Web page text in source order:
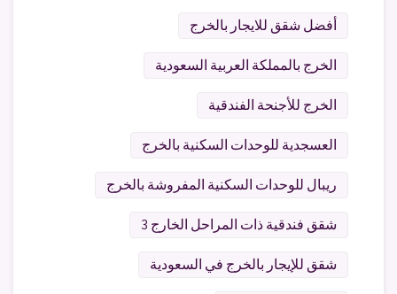
أفضل شقق للايجار بالخرج
الخرج بالمملكة العربية السعودية
الخرج للأجنحة الفندقية
العسجدية للوحدات السكنية بالخرج
ريبال للوحدات السكنية المفروشة بالخرج
شقق فندقية ذات المراحل الخارج 3
شقق للإيجار بالخرج في السعودية